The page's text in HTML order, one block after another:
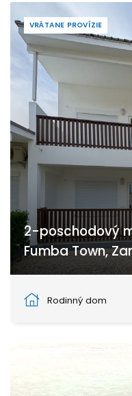
VRÁTANE PROVÍZIE
2-poschodový
Fumba Town,
Rodinný dom